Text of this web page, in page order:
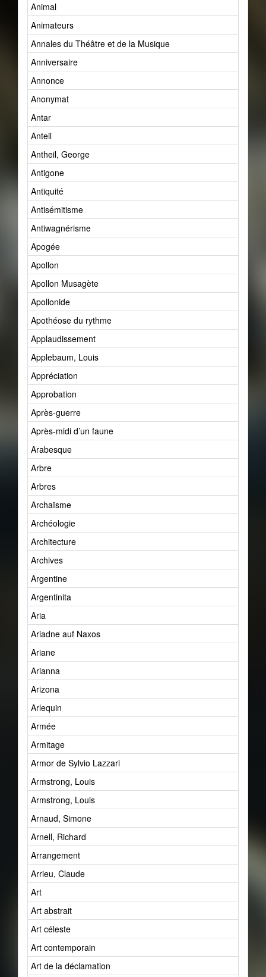
Animal
Animateurs
Annales du Théâtre et de la Musique
Anniversaire
Annonce
Anonymat
Antar
Anteil
Antheil, George
Antigone
Antiquité
Antisémitisme
Antiwagnérisme
Apogée
Apollon
Apollon Musagète
Apollonide
Apothéose du rythme
Applaudissement
Applebaum, Louis
Appréciation
Approbation
Après-guerre
Après-midi d’un faune
Arabesque
Arbre
Arbres
Archaïsme
Archéologie
Architecture
Archives
Argentine
Argentinita
Aria
Ariadne auf Naxos
Ariane
Arianna
Arizona
Arlequin
Armée
Armitage
Armor de Sylvio Lazzari
Armstrong, Louis
Armstrong, Louis
Arnaud, Simone
Arnell, Richard
Arrangement
Arrieu, Claude
Art
Art abstrait
Art céleste
Art contemporain
Art de la déclamation